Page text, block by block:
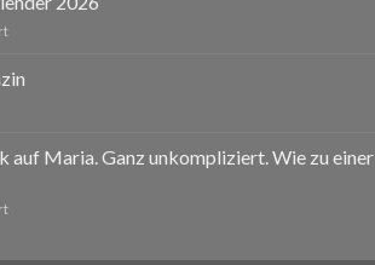
für
sind
auf Maria. Ganz unkompliziert. Wie zu einer
für